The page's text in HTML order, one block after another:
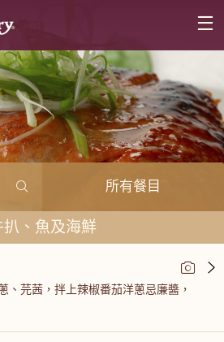
所有餐目
扒、魚及海鮮
、芫茜，拌上辣椒番茄洋蔥忌廉醬，